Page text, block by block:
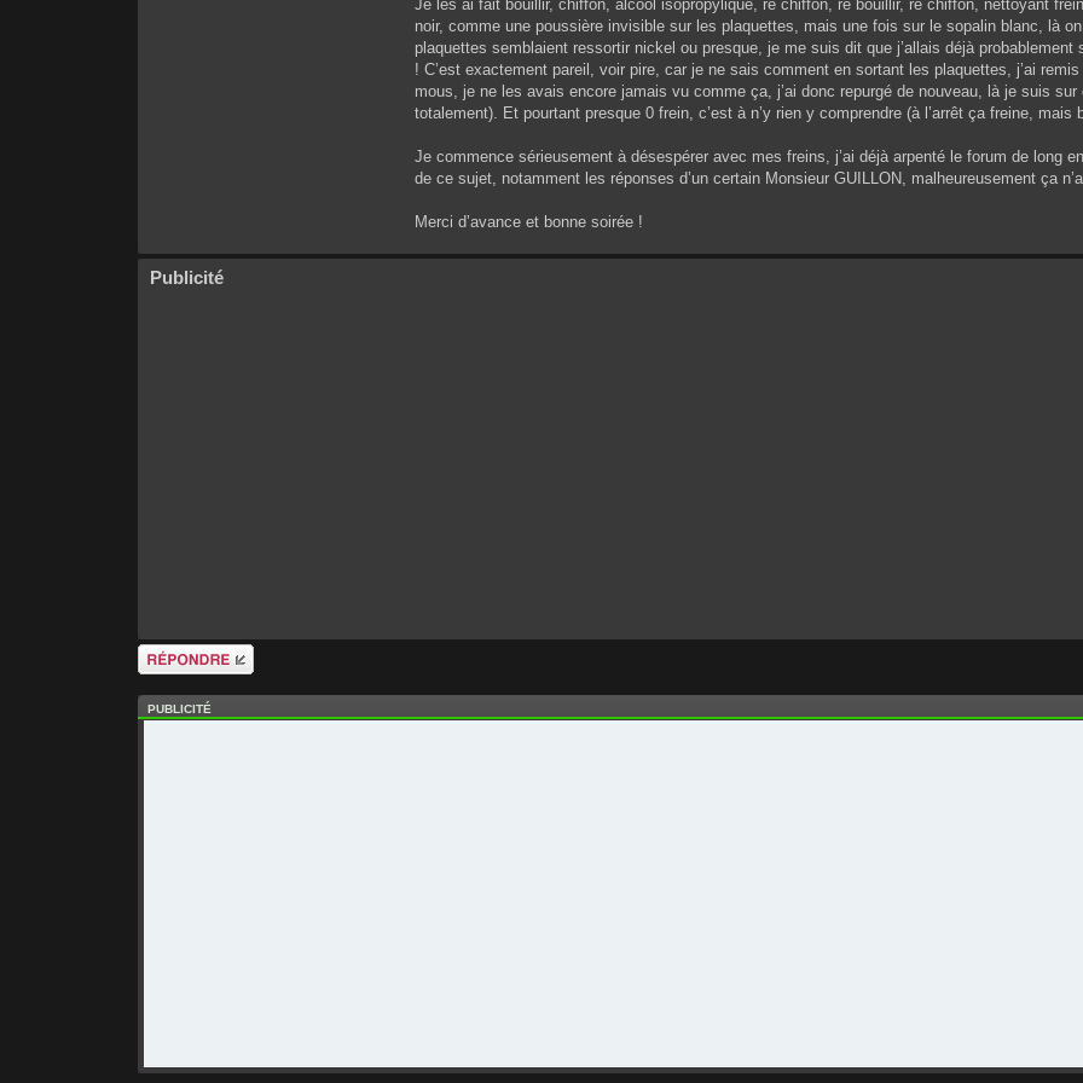
Je les ai fait bouillir, chiffon, alcool isopropylique, re chiffon, re bouillir, re chiffon, nettoyant
noir, comme une poussière invisible sur les plaquettes, mais une fois sur le sopalin blanc, là
plaquettes semblaient ressortir nickel ou presque, je me suis dit que j’allais déjà
! C’est exactement pareil, voir pire, car je ne sais comment en sortant les plaquettes, j’ai
mous, je ne les avais encore jamais vu comme ça, j’ai donc repurgé de nouveau, là je suis sur
totalement). Et pourtant presque 0 frein, c’est à n’y rien y comprendre (à l’arrêt ça freine,
Je commence sérieusement à désespérer avec mes freins, j’ai déjà arpenté le forum de long
de ce sujet, notamment les réponses d’un certain Monsieur GUILLON, malheureusement ça
Merci d’avance et bonne soirée !
Publicité
Répondre
PUBLICITÉ